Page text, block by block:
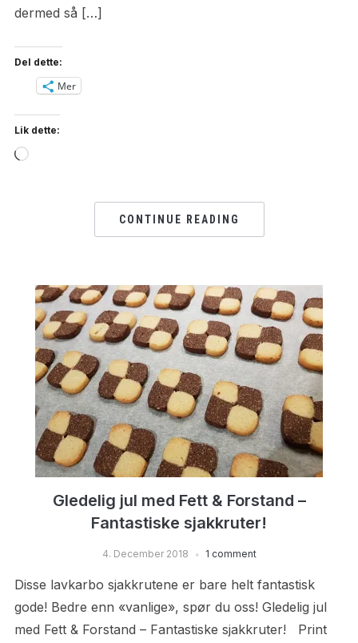
dermed så […]
Del dette:
Mer
Lik dette:
Loading…
CONTINUE READING
Gledelig jul med Fett & Forstand –
Fantastiske sjakkruter!
4. December 2018 1 comment
Disse lavkarbo sjakkrutene er bare helt fantastisk
gode! Bedre enn «vanlige», spør du oss! Gledelig jul
med Fett & Forstand – Fantastiske sjakkruter! Print